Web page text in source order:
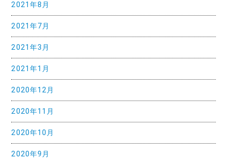
2021年8月
2021年7月
2021年3月
2021年1月
2020年12月
2020年11月
2020年10月
2020年9月